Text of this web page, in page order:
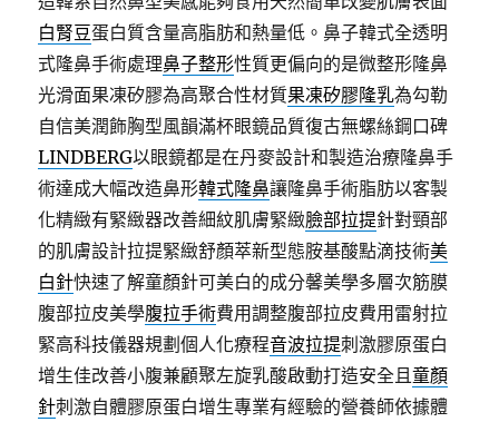
白腎豆蛋白質含量高脂肪和熱量低。鼻子韓式全透明
式隆鼻手術處理鼻子整形性質更偏向的是微整形隆鼻
光滑面果凍矽膠為高聚合性材質果凍矽膠隆乳為勾勒
自信美潤飾胸型風韻滿杯眼鏡品質復古無螺絲鋼口碑
LINDBERG以眼鏡都是在丹麥設計和製造治療隆鼻手
術達成大幅改造鼻形韓式隆鼻讓隆鼻手術脂肪以客製
化精緻有緊緻器改善細紋肌膚緊緻臉部拉提針對頸部
的肌膚設計拉提緊緻舒顏萃新型態胺基酸點滴技術美
白針快速了解童顏針可美白的成分馨美學多層次筋膜
腹部拉皮美學腹拉手術費用調整腹部拉皮費用雷射拉
緊高科技儀器規劃個人化療程音波拉提刺激膠原蛋白
增生佳改善小腹兼顧聚左旋乳酸啟動打造安全且童顏
針刺激自體膠原蛋白增生專業有經驗的營養師依據體